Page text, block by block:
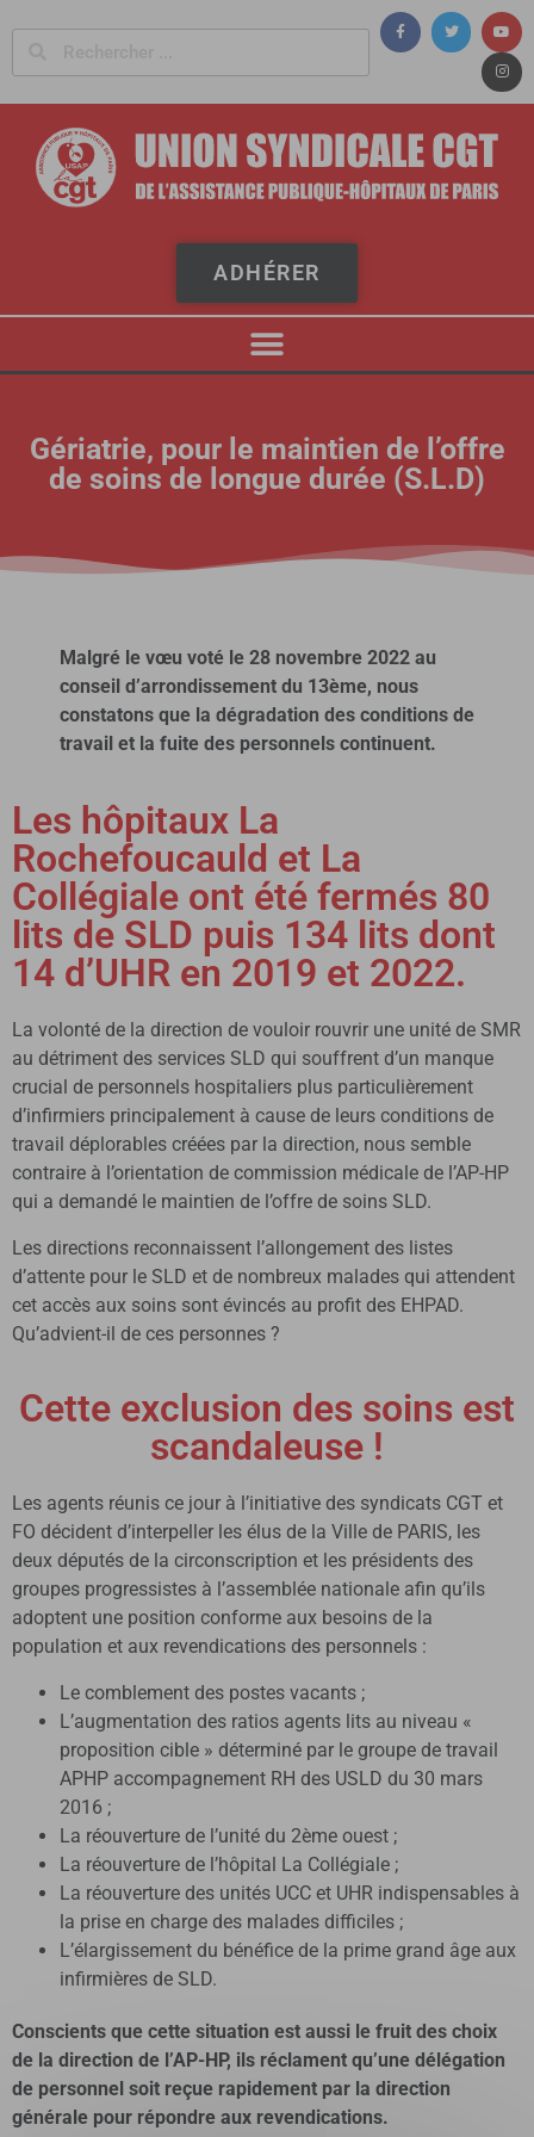
ADHÉRER
Gériatrie, pour le maintien de l’offre
de soins de longue durée (S.L.D)
Malgré le vœu voté le 28 novembre 2022 au
conseil d’arrondissement du 13ème, nous
constatons que la dégradation des conditions de
travail et la fuite des personnels continuent.
Les hôpitaux La
Rochefoucauld et La
Collégiale ont été fermés 80
lits de SLD puis 134 lits dont
14 d’UHR en 2019 et 2022.
La volonté de la direction de vouloir rouvrir une unité de SMR
au détriment des services SLD qui souffrent d’un manque
crucial de personnels hospitaliers plus particulièrement
d’infirmiers principalement à cause de leurs conditions de
travail déplorables créées par la direction, nous semble
contraire à l’orientation de commission médicale de l’AP-HP
qui a demandé le maintien de l’offre de soins SLD.
Les directions reconnaissent l’allongement des listes
d’attente pour le SLD et de nombreux malades qui attendent
cet accès aux soins sont évincés au profit des EHPAD.
Qu’advient-il de ces personnes ?
Cette exclusion des soins est
scandaleuse !
Les agents réunis ce jour à l’initiative des syndicats CGT et
FO décident d’interpeller les élus de la Ville de PARIS, les
deux députés de la circonscription et les présidents des
groupes progressistes à l’assemblée nationale afin qu’ils
adoptent une position conforme aux besoins de la
population et aux revendications des personnels :
Le comblement des postes vacants ;
L’augmentation des ratios agents lits au niveau «
proposition cible » déterminé par le groupe de travail
APHP accompagnement RH des USLD du 30 mars
2016 ;
La réouverture de l’unité du 2ème ouest ;
La réouverture de l’hôpital La Collégiale ;
La réouverture des unités UCC et UHR indispensables à
la prise en charge des malades difficiles ;
L’élargissement du bénéfice de la prime grand âge aux
infirmières de SLD.
Conscients que cette situation est aussi le fruit des choix
de la direction de l’AP-HP, ils réclament qu’une délégation
de personnel soit reçue rapidement par la direction
générale pour répondre aux revendications.